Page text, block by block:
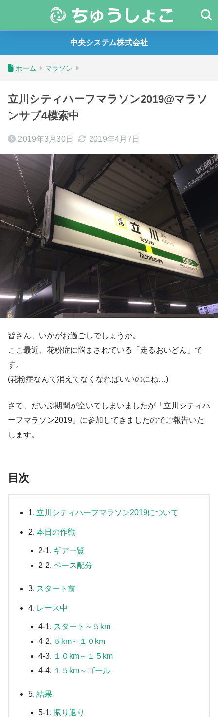
中央システム株式会社
ホーム マラソン
立川シティハーフマラソン2019@マラソ
ンサブ4模索中
2019年3月30日 2019年4月7日
皆さん、いかがお過ごしでしょうか。
ここ最近、花粉症に悩まされている「走るおいどん」で
す。
(花粉症なんて消えてなくなればいいのにね…)
さて、だいぶ期間が空いてしまいましたが「立川シティハ
ーフマラソン2019」に参加してきましたのでご報告いた
します。
目次
1. 立川シティハーフマラソン2019について
2. 本日の作戦
2-1. ギア一覧
2-2. ペース配分
3. スタート前
4. レース中
4-1. スタート～５km
4-2. ５km～１０km
4-3. １０km～１５km
4-4. １５km～ゴール
5. 結果
5-1. 振り返り